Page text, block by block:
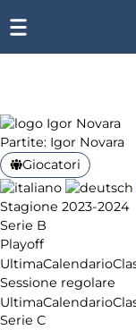
Partite: Igor Novara
Giocatori
Stagione 2023-2024
Serie B
Playoff
UltimaCalendario
Sessione regolare
UltimaCalendario
Serie C
Chi
siamo
Affiliazione